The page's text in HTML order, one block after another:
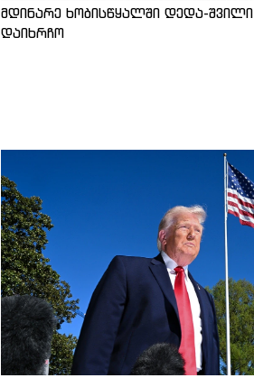
მდინარე ხობისწყალში დედა-შვილი
დაიხრჩო